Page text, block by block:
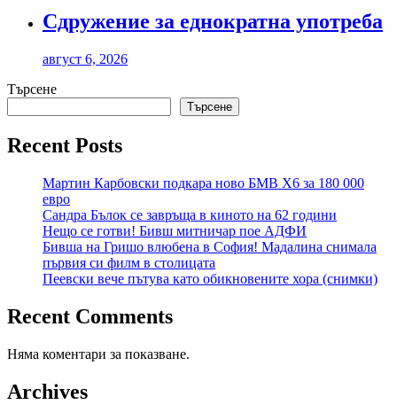
Сдружение за еднократна употреба
август 6, 2026
Търсене
Търсене
Recent Posts
Мартин Карбовски подкара ново БМВ Х6 за 180 000
евро
Сандра Бълок се завръща в киното на 62 години
Нещо се готви! Бивш митничар пое АДФИ
Бивша на Гришо влюбена в София! Мадалина снимала
първия си филм в столицата
Пеевски вече пътува като обикновените хора (снимки)
Recent Comments
Няма коментари за показване.
Archives